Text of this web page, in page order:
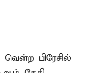
பிரேசில்